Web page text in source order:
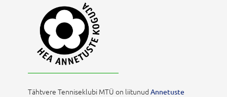
Tähtvere Tenniseklubi MTÜ on liitunud Annetuste